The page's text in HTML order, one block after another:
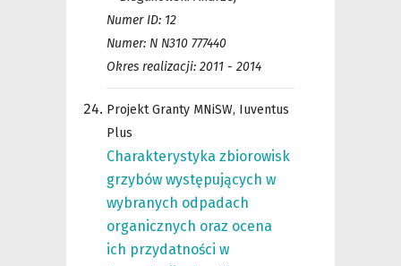
Numer ID: 12
Numer: N N310 777440
Okres realizacji: 2011 - 2014
Projekt Granty MNiSW, Iuventus
Plus
Charakterystyka zbiorowisk
grzybów występujących w
wybranych odpadach
organicznych oraz ocena
ich przydatności w